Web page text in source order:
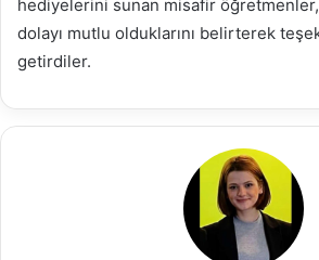
hediyelerini sunan misafir
dolayı mutlu olduklarını belirterek
getirdiler.